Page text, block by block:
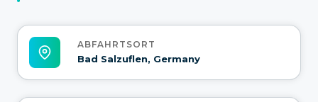
ABFAHRTSORT
Bad Salzuflen, Germany